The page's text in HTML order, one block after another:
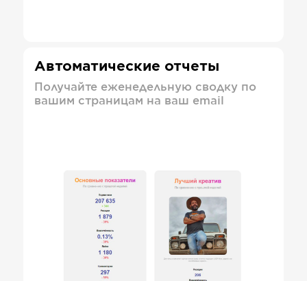
Автоматические отчеты
Получайте еженедельную сводку по
вашим страницам на ваш email